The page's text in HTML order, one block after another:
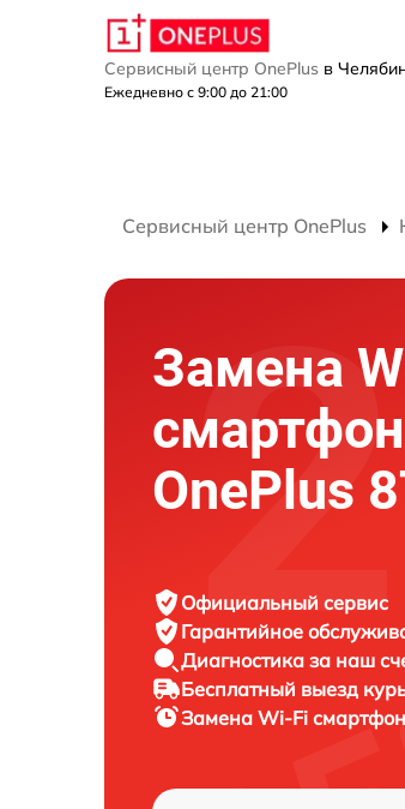
Сервисный центр OnePlus в
Ежедневно с 9:00 до 21:00
Сервисный центр OnePlus
Замена
OnePlus
Официальный сервис
Гарантийное
Диагностика за наш
Бесплатный выезд
Замена Wi-Fi